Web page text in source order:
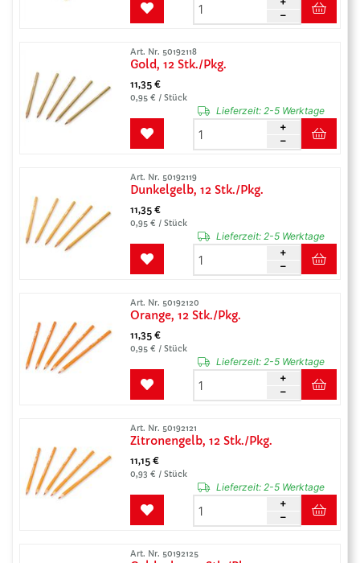
Art. Nr. 50192118
Gold, 12 Stk./Pkg.
11,35 €
0,95 € / Stück
Lieferzeit:2-5 Werktage
Art. Nr. 50192119
Dunkelgelb, 12 Stk./Pkg.
11,35 €
0,95 € / Stück
Lieferzeit:2-5 Werktage
Art. Nr. 50192120
Orange, 12 Stk./Pkg.
11,35 €
0,95 € / Stück
Lieferzeit:2-5 Werktage
Art. Nr. 50192121
Zitronengelb, 12 Stk./Pkg.
11,15 €
0,93 € / Stück
Lieferzeit:2-5 Werktage
Art. Nr. 50192125